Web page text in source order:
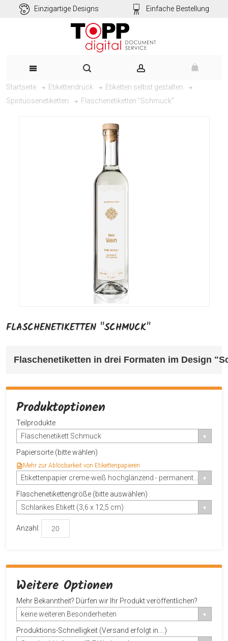
Einzigartige Designs Einfache Bestellung
Startseite Etikettendruck
Etiketten selbst gestalten
Spirituosenetiketten
Flaschenetiketten "Schmuck"
FLASCHENETIKETTEN "SCHMUCK"
Flaschenetiketten in drei Formaten im Design
Produktoptionen
Teilprodukte
Flaschenetikett Schmuck
Papiersorte (bitte wählen)
Mehr zur Ablösbarkeit von Etikettenpapieren
Flaschenetikettengröße (bitte auswählen)
Schlankes Etikett (3,6 x 12,5 cm)
Anzahl:
Weitere Optionen
Mehr Bekanntheit? Dürfen wir Ihr Produkt veröffentlichen?
keine weiteren Besonderheiten
Produktions-Schnelligkeit (Versand erfolgt in....)